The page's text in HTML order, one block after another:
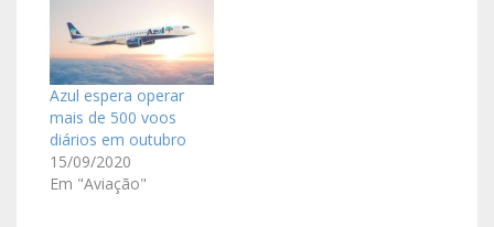
Azul espera operar
mais de 500 voos
diários em outubro
15/09/2020
Em "Aviação"